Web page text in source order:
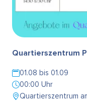
Quartierszentrum
01.08 bis 01.09
00:00 Uhr
Quartierszentrum